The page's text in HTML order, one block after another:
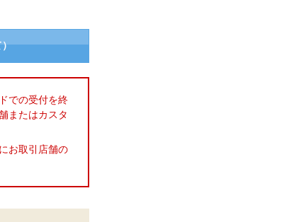
）
での受付を終
またはカスタ
お取引店舗の